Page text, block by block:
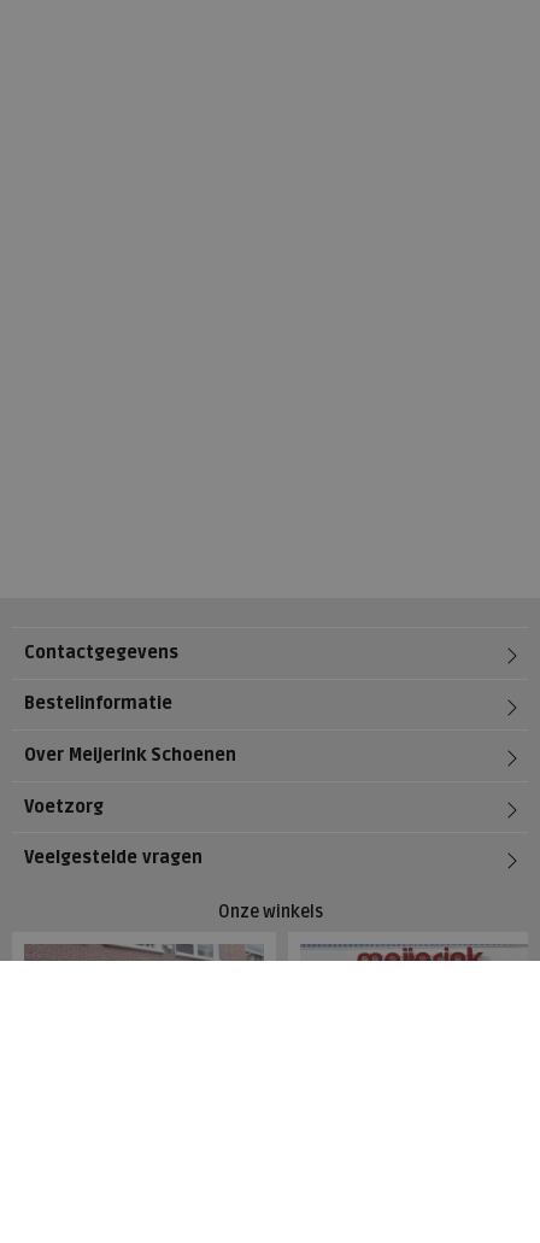
Contactgegevens
Bestelinformatie
Over Meijerink Schoenen
Voetzorg
Veelgestelde vragen
Onze winkels